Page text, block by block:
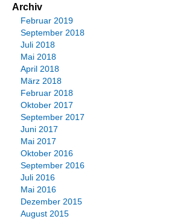
Archiv
Februar 2019
September 2018
Juli 2018
Mai 2018
April 2018
März 2018
Februar 2018
Oktober 2017
September 2017
Juni 2017
Mai 2017
Oktober 2016
September 2016
Juli 2016
Mai 2016
Dezember 2015
August 2015